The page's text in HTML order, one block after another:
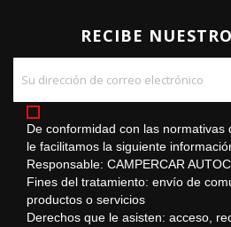
RECIBE
De conformidad con las normativas
le facilitamos la siguiente
Responsable: CAMPERCAR
Fines del tratamiento: envío de
productos o servicios
Derechos que le asisten: acceso,